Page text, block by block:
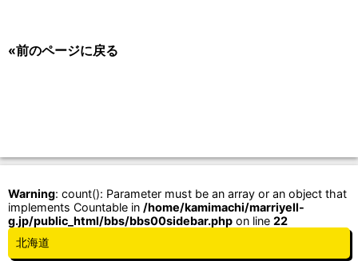
«前のページに戻る
Warning: count(): Parameter must be an array or an object that
implements Countable in /home/kamimachi/marriyell-
g.jp/public_html/bbs/bbs00sidebar.php on line 22
北海道